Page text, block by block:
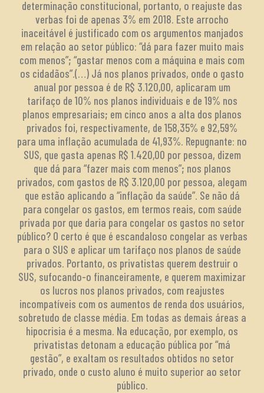
determinação constitucional, portanto, o reajuste das
verbas foi de apenas 3% em 2018. Este arrocho
inaceitável é justificado com os argumentos manjados
em relação ao setor público: “dá para fazer muito mais
com menos”; “gastar menos com a máquina e mais com
os cidadãos”.(…) Já nos planos privados, onde o gasto
anual por pessoa é de R$ 3.120,00, aplicaram um
tarifaço de 10% nos planos individuais e de 19% nos
planos empresariais; em cinco anos a alta dos planos
privados foi, respectivamente, de 158,35% e 92,59%
para uma inflação acumulada de 41,93%. Repugnante: no
SUS, que gasta apenas R$ 1.420,00 por pessoa, dizem
que dá para “fazer mais com menos”; nos planos
privados, com gastos de R$ 3.120,00 por pessoa, alegam
que estão aplicando a “inflação da saúde”. Se não dá
para congelar os gastos, em termos reais, com saúde
privada por que daria para congelar os gastos no setor
público? O certo é que é escandaloso congelar as verbas
para o SUS e aplicar um tarifaço nos planos de saúde
privados. Portanto, os privatistas querem destruir o
SUS, sufocando-o financeiramente, e querem maximizar
os lucros nos planos privados, com reajustes
incompatíveis com os aumentos de renda dos usuários,
sobretudo de classe média. Em todas as demais áreas a
hipocrisia é a mesma. Na educação, por exemplo, os
privatistas detonam a educação pública por “má
gestão”, e exaltam os resultados obtidos no setor
privado, onde o custo aluno é muito superior ao setor
público.